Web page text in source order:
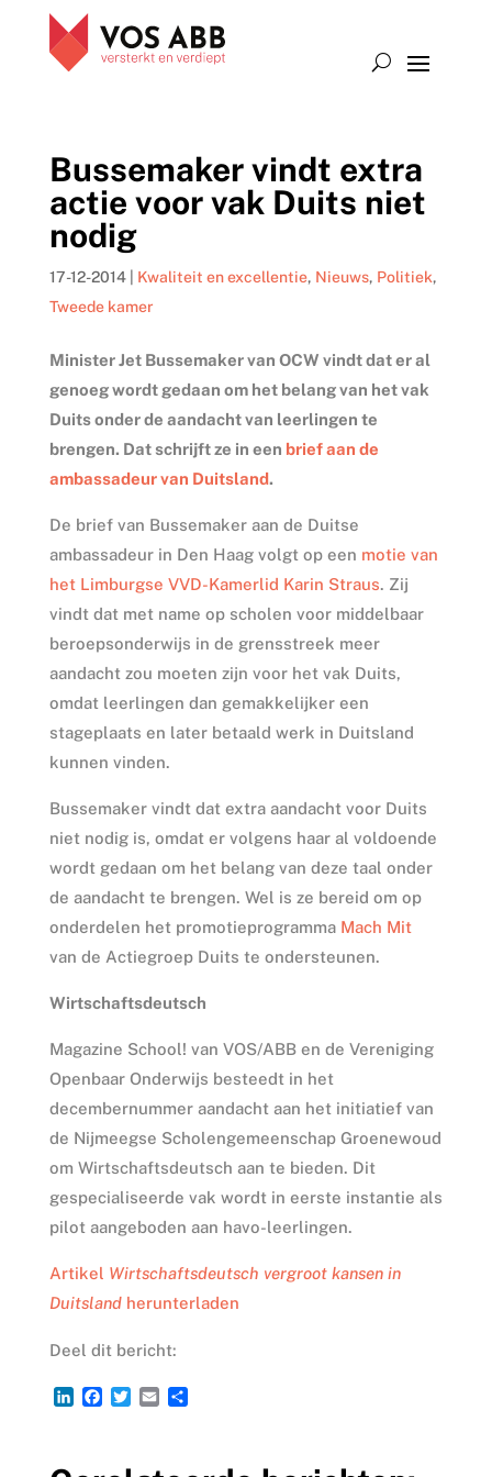
Bussemaker vindt extra
actie voor vak Duits niet
nodig
17-12-2014| Kwaliteit en excellentie, Nieuws, Politiek,
Tweede kamer
Minister Jet Bussemaker van OCW vindt dat er al
genoeg wordt gedaan om het belang van het vak
Duits onder de aandacht van leerlingen te
brengen. Dat schrijft ze in een brief aan de
ambassadeur van Duitsland.
De brief van Bussemaker aan de Duitse
ambassadeur in Den Haag volgt op een motie van
het Limburgse VVD-Kamerlid Karin Straus. Zij
vindt dat met name op scholen voor middelbaar
beroepsonderwijs in de grensstreek meer
aandacht zou moeten zijn voor het vak Duits,
omdat leerlingen dan gemakkelijker een
stageplaats en later betaald werk in Duitsland
kunnen vinden.
Bussemaker vindt dat extra aandacht voor Duits
niet nodig is, omdat er volgens haar al voldoende
wordt gedaan om het belang van deze taal onder
de aandacht te brengen. Wel is ze bereid om op
onderdelen het promotieprogramma Mach Mit
van de Actiegroep Duits te ondersteunen.
Wirtschaftsdeutsch
Magazine School! van VOS/ABB en de Vereniging
Openbaar Onderwijs besteedt in het
decembernummer aandacht aan het initiatief van
de Nijmeegse Scholengemeenschap Groenewoud
om Wirtschaftsdeutsch aan te bieden. Dit
gespecialiseerde vak wordt in eerste instantie als
pilot aangeboden aan havo-leerlingen.
Artikel Wirtschaftsdeutsch vergroot kansen in
Duitslandherunterladen
Deel dit bericht:
L
F
T
E
D